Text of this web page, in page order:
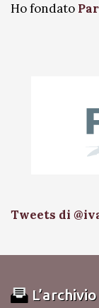
Ho fondato
Tweets di